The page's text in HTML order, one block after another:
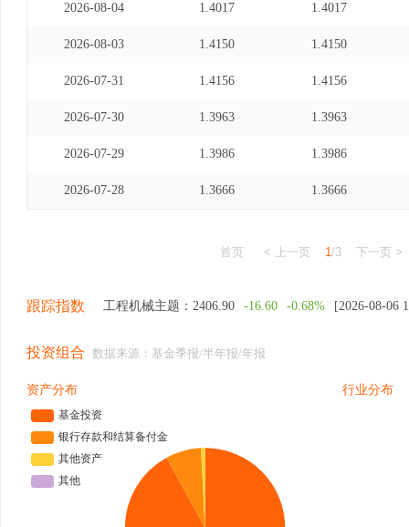
2026-08-04 1.4017 1.4017
2026-08-03 1.4150 1.4150
2026-07-31 1.4156 1.4156
2026-07-30 1.3963 1.3963
2026-07-29 1.3986 1.3986
2026-07-28 1.3666 1.3666
首页 < 上一页 1/3 下一页 >
跟踪指数 工程机械主题： 2406.90 -16.60 -0.68% [2026-08-06
投资组合 数据来源：基金季报/半年报/年报
资产分布 行业分布